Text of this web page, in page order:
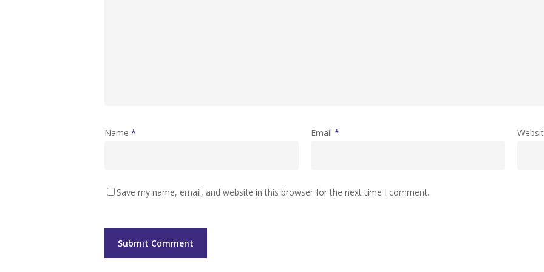
Name * Email *
Save my name, email, and website in this browser for the next time I comment.